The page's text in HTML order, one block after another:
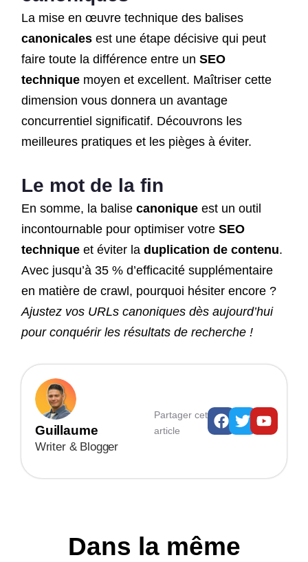
La mise en œuvre technique des balises
canonicalesest une étape décisive qui peut
faire toute la différence entre un SEO
techniquemoyen et excellent. Maîtriser cette
dimension vous donnera un avantage
concurrentiel significatif. Découvrons les
meilleures pratiques et les pièges à éviter.
Le mot de la fin
En somme, la balise canoniqueest un outil
incontournable pour optimiser votre SEO
techniqueet éviter la duplication de contenu.
Avec jusqu’à 35 % d’efficacité supplémentaire
en matière de crawl, pourquoi hésiter encore ?
Ajustez vos URLs canoniques dès aujourd’hui
pour conquérir les résultats de recherche !
Guillaume
Writer & Blogger
Partager cet
article
Facebook
Twitter
Dans la même